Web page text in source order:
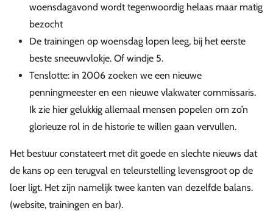
woensdagavond wordt tegenwoordig helaas maar matig
bezocht
De trainingen op woensdag lopen leeg, bij het eerste
beste sneeuwvlokje. Of windje 5.
Tenslotte: in 2006 zoeken we een nieuwe
penningmeester en een nieuwe vlakwater commissaris.
Ik zie hier gelukkig allemaal mensen popelen om zo’n
glorieuze rol in de historie te willen gaan vervullen.
Het bestuur constateert met dit goede en slechte nieuws dat
de kans op een terugval en teleurstelling levensgroot op de
loer ligt. Het zijn namelijk twee kanten van dezelfde balans.
(website, trainingen en bar).